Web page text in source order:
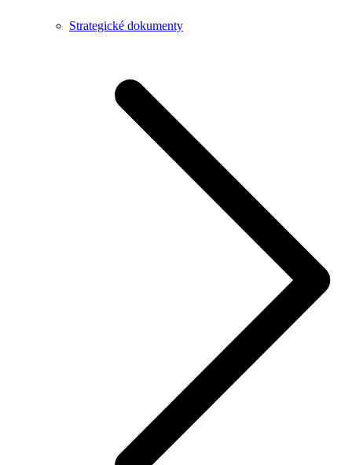
Strategické dokumenty